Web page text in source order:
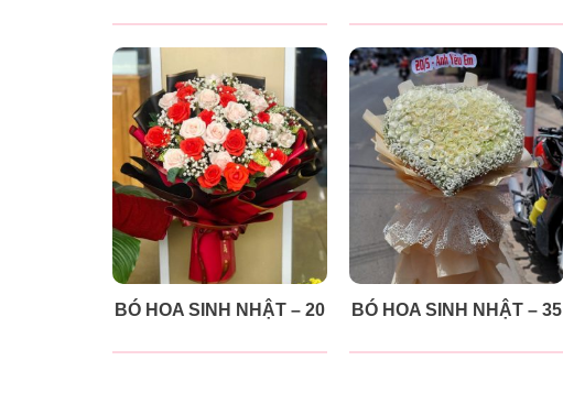
BÓ HOA SINH NHẬT – 20 BÓ HOA SINH NHẬT – 35